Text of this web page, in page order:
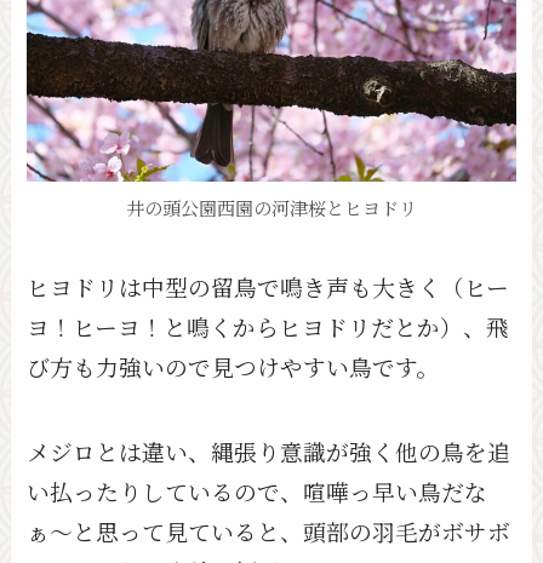
井の頭公園西園の河津桜とヒヨドリ
ヒヨドリは中型の留鳥で鳴き声も大きく（ヒー
ヨ！ヒーヨ！と鳴くからヒヨドリだとか）、飛
び方も力強いので見つけやすい鳥です。
メジロとは違い、縄張り意識が強く他の鳥を追
い払ったりしているので、喧嘩っ早い鳥だな
ぁ〜と思って見ていると、頭部の羽毛がボサボ